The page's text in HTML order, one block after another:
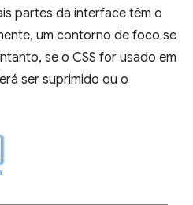
partes da interface têm o
um contorno de foco se
se o CSS for usado em
ser suprimido ou o